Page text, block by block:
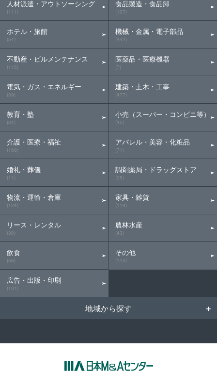
人材派遣・アウトソーシング
(111)
ホテル・旅館
(54)
不動産・ビルメンテナンス
(115)
電気・ガス・エネルギー
(39)
教育・塾
(31)
介護・医療・福祉
(168)
婚礼・葬儀
(11)
物流・運輸・倉庫
(124)
リース・レンタル
(30)
飲食
(56)
広告・出版・印刷
(101)
食品製造・食品卸
(107)
機械・金属・電子部品
(442)
医薬品・医療機器
(7)
建築・土木・工事
(477)
小売（スーパー・コンビニ等）
(45)
アパレル・美容・化粧品
(71)
調剤薬局・ドラッグストア
(25)
家具・雑貨
(119)
農林水産
(43)
その他
(115)
地域から探す